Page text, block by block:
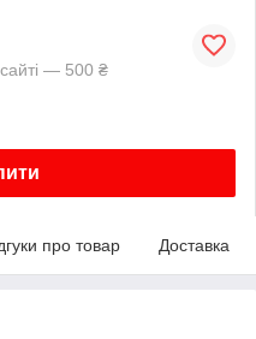
— 500 ₴
про товар Доставка